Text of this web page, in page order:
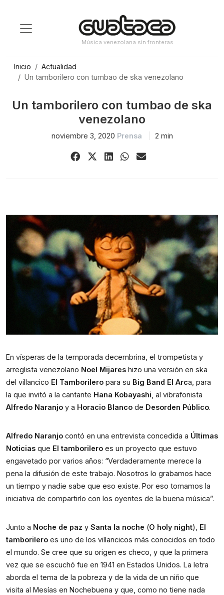
contenido
Música venezolana sin fronteras
Inicio
Actualidad
Un tamborilero con tumbao de ska venezolano
Un tamborilero con tumbao de ska
venezolano
noviembre 3, 2020 Prensa 2 min
Share Share ShareShareShare
En vísperas de la temporada decembrina, el trompetista y
arreglista venezolano Noel Mijares hizo una versión en ska
del villancico El Tamborilero para su Big Band El Arca, para
la que invitó a la cantante Hana Kobayashi
Alfredo Naranjo y a Horacio Blanco de Desorden Público.
Alfredo Naranjo contó en una entrevista concedida a Últimas
Noticias que El tamborilero es un proyecto que estuvo
engavetado por varios años: “Verdaderamente merece la
pena la difusión de este trabajo. Nosotros lo grabamos hace
un tiempo y nadie sabe que eso existe. Por eso tomamos la
iniciativa de compartirlo con los oyentes de la buena música”.
Junto a Noche de paz y Santa la noche (O holy night), El
tamborilero es uno de los villancicos más conocidos en todo
el mundo. Se cree que su origen es checo, y que la primera
vez que se escuchó fue en 1941 en Estados Unidos. La letra
aborda el tema de la pobreza y de la vida de un niño que
visita al Mesías en Nochebuena y que, como no tiene nada